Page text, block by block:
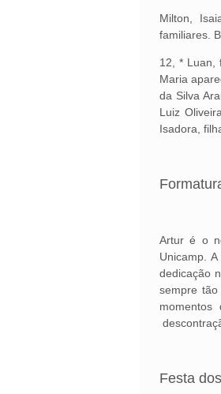
Milton,
familiares.
12, * Luan,
Maria
da Silva
Luiz
Isadora,
Artur é o
Unicamp.
dedicação
sempre
Festa